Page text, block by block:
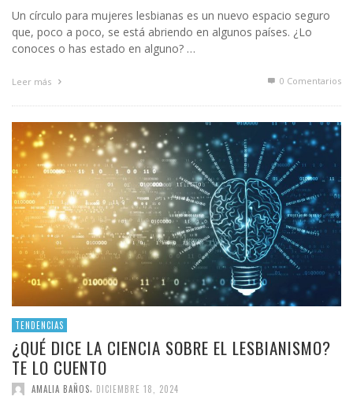
Un círculo para mujeres lesbianas es un nuevo espacio seguro
que, poco a poco, se está abriendo en algunos países. ¿Lo
conoces o has estado en alguno? …
Leer más 0 Comentarios
TENDENCIAS
¿QUÉ DICE LA CIENCIA SOBRE EL LESBIANISMO?
TE LO CUENTO
AMALIA BAÑOS DICIEMBRE 18, 2024